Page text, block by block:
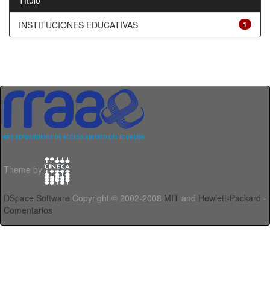
1
INSTITUCIONES EDUCATIVAS
Theme by
DSpace Software Copyright © 2002-2008 MIT and Hewlett-Packard -
Comentarios